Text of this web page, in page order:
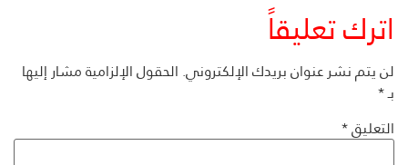
اترك تعليقاً
لن يتم نشر عنوان بريدك الإلكتروني.الحقول الإلزامية مشار إليها
بـ*
التعليق*